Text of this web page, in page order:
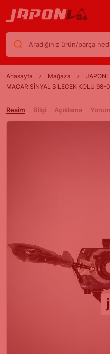
Aradığınız ürün/parça
Anasayfa Mağaza
MACAR SİNYAL SİLECEK KOLU 98-
Resim Bilgi Açıklama